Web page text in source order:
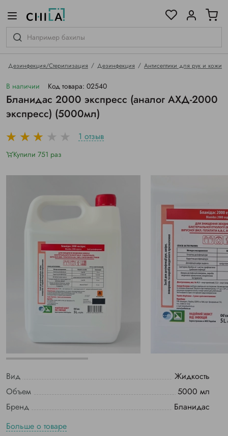
Дезинфекция/Стерилизация Дезинфекция Антисептики для рук и кожи
В наличии Код товара: 02540
Бланидас 2000 экспресс (аналог АХД-2000
экспресс) (5000мл)
1 отзыв
Купили 751 раз
Вид
Жидкость
Объем
5000 мл
Бренд
Бланидас
Больше о товаре
гамме